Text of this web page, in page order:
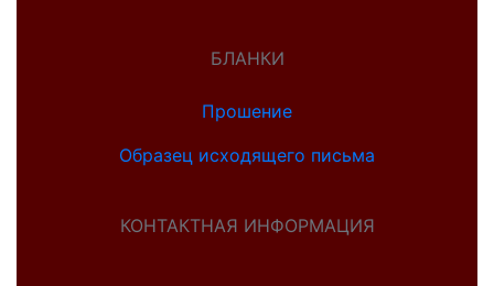
БЛАНКИ
Прошение
Образец исходящего письма
КОНТАКТНАЯ ИНФОРМАЦИЯ